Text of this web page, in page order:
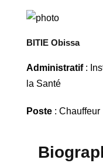
BITIE Obissa
Administratif :
la Santé
Poste: Chauffeur